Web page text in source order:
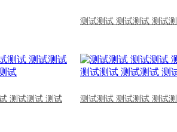
测试测试 测试测试 测试
测试测试 测试 测试测试 测试测试 测试